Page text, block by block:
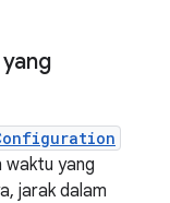
waktu yang
jarak dalam